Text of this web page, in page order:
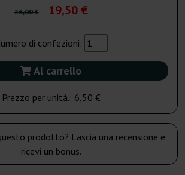
26,00 € 19,50 €
di confezioni:
Al carrello
Prezzo per unità.: 6,50 €
prodotto? Lascia una recensione e
ricevi un bonus.